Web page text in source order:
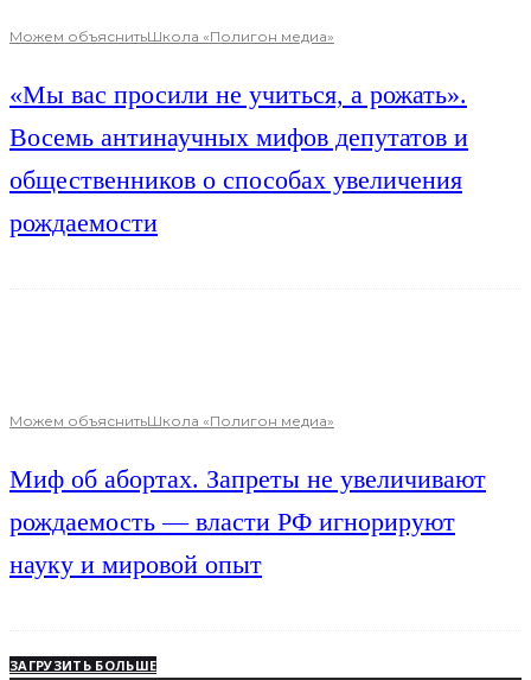
Можем объяснитьШкола «Полигон медиа»
«Мы вас просили не учиться, а рожать».
Восемь антинаучных мифов депутатов и
общественников о способах увеличения
рождаемости
Можем объяснитьШкола «Полигон медиа»
Миф об абортах. Запреты не увеличивают
рождаемость — власти РФ игнорируют
науку и мировой опыт
ЗАГРУЗИТЬ БОЛЬШЕ